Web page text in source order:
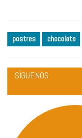
postres chocolate
SÍGUENOS